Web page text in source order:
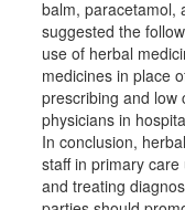
balm, paracetamol,
suggested the
use of herbal
medicines in place
prescribing and low
physicians in
In conclusion,
staff in primary
and treating